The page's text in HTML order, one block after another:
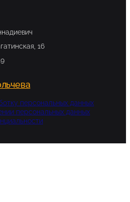
16
персональных данных
персональных данных